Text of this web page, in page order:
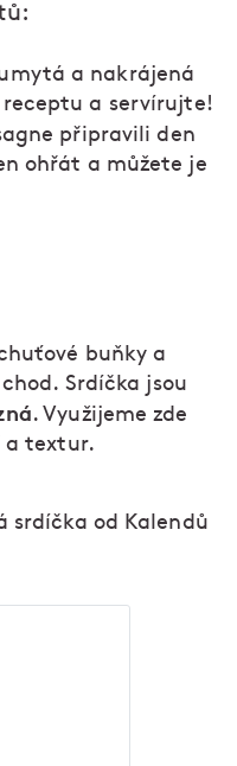
a nakrájená
a servírujte!
připravili den
ohřát a můžete je
buňky a
Srdíčka jsou
. Využijeme zde
a textur.
srdíčka od Kalendů